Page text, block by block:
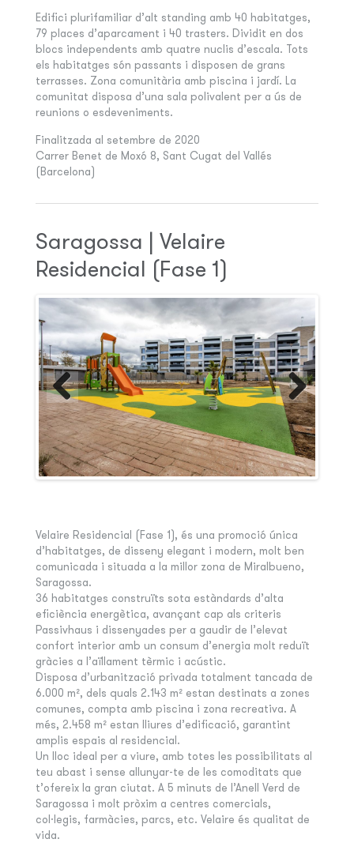
Edifici plurifamiliar d’alt standing amb 40 habitatges,
79 places d’aparcament i 40 trasters. Dividit en dos
blocs independents amb quatre nuclis d’escala. Tots
els habitatges són passants i disposen de grans
terrasses. Zona comunitària amb piscina i jardí. La
comunitat disposa d’una sala polivalent per a ús de
reunions o esdeveniments.
Finalitzada al setembre de 2020
Carrer Benet de Moxó 8, Sant Cugat del Vallés
(Barcelona)
Saragossa | Velaire
Residencial (Fase 1)
Velaire Residencial (Fase 1), és una promoció única
d’habitatges, de disseny elegant i modern, molt ben
comunicada i situada a la millor zona de Miralbueno,
Saragossa.
36 habitatges construïts sota estàndards d’alta
eficiència energètica, avançant cap als criteris
Passivhaus i dissenyades per a gaudir de l’elevat
confort interior amb un consum d’energia molt reduït
gràcies a l’aïllament tèrmic i acústic.
Disposa d’urbanització privada totalment tancada de
6.000 m², dels quals 2.143 m² estan destinats a zones
comunes, compta amb piscina i zona recreativa. A
més, 2.458 m² estan lliures d’edificació, garantint
amplis espais al residencial.
Un lloc ideal per a viure, amb totes les possibilitats al
teu abast i sense allunyar-te de les comoditats que
t’ofereix la gran ciutat. A 5 minuts de l’Anell Verd de
Saragossa i molt pròxim a centres comercials,
col·legis, farmàcies, parcs, etc. Velaire és qualitat de
vida.